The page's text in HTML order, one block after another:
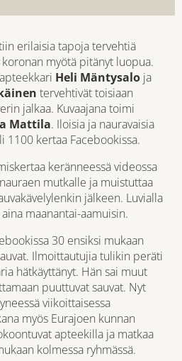
erilaisia tapoja tervehtiä
myötä pitänyt luopua.
Heli Mäntysalo ja
tervehtivät toisiaan
jalkaa. Kuvaajana toimi
Mattila. Iloisia ja nauravaisia
1100 kertaa Facebookissa.
keränneessä videossa
mutkalle ja muistuttaa
jälkeen. Luvialla
maanantai-aamuisin.
30 ensiksi mukaan
Ilmoittautujia tulikin peräti
hätkäyttänyt. Hän sai muut
puuttuvat sauvat. Nyt
viikoittaisessa
myös Eurajoen kunnan
apteekilla ja matkaa
kolmessa ryhmässä.